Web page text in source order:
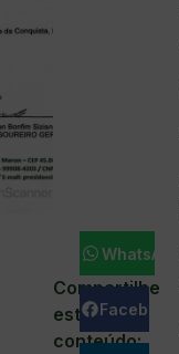
Compartilhe
este
conteúdo:
WhatsApp
Facebook